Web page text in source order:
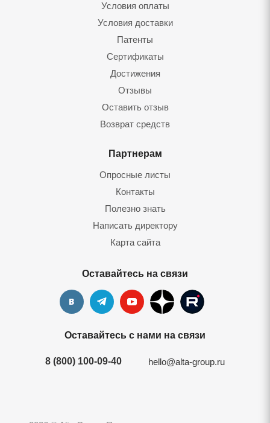
Условия оплаты
Условия доставки
Патенты
Сертификаты
Достижения
Отзывы
Оставить отзы
Возврат средст
Партнерам
Опросные листы
Контакты
Полезно знать
Написать директору
Карта сайта
Оставайтесь на связи
Оставайтесь с нами на связи
8 (800) 100-09-40 hello@alta-group.ru